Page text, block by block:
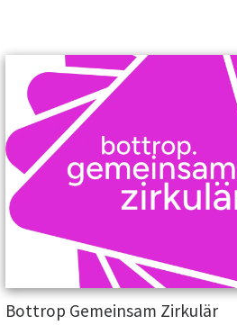
Bottrop Gemeinsam Zirkulär